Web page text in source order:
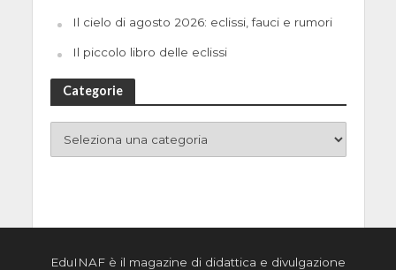
Il cielo di agosto 2026: eclissi, fauci e rumori
Il piccolo libro delle eclissi
Categorie
EduINAF è il magazine di didattica e divulgazione